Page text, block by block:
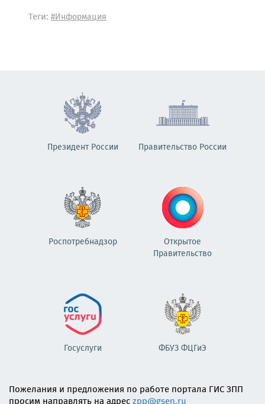
Теги: #Информация
Президент России Правительство России
Роспотребнадзор
Открытое
Правительство
Госуслуги ФБУЗ ФЦГиЭ
Пожелания и предложения по работе портала ГИС ЗПП